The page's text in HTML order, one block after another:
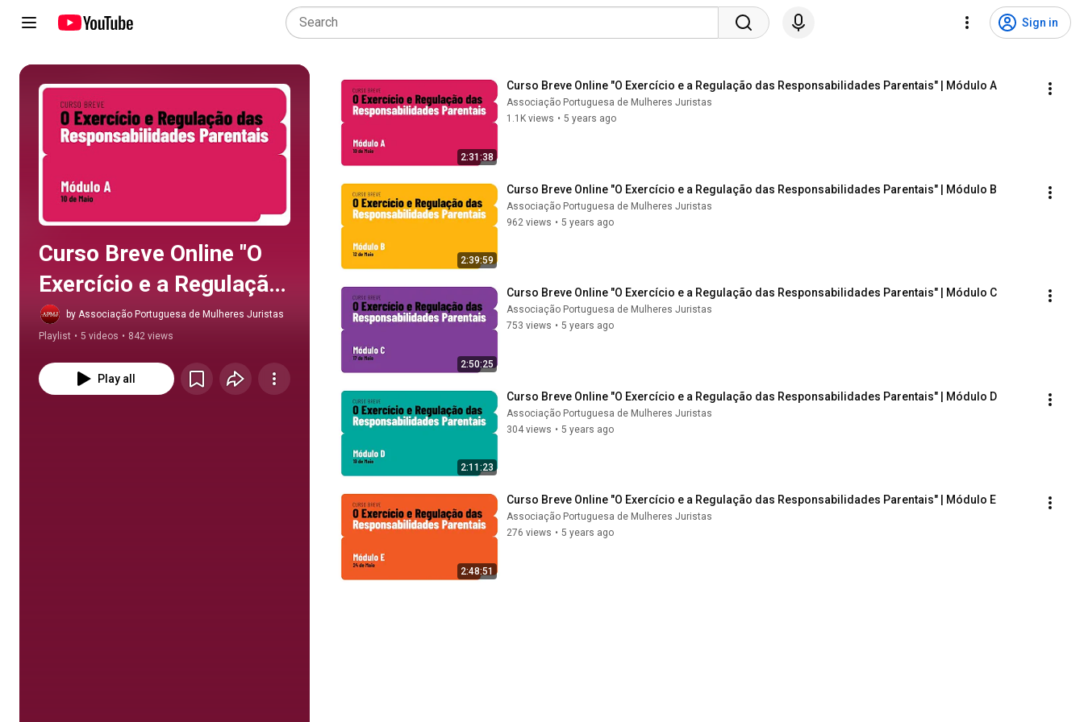
Sign in
Curso Breve Online "O
Exercício e a Regulação
das Responsabilidades
Parentais"
by Associação Portuguesa de Mulheres Juristas
Playlist • 5 videos • 842 views
Play all
2:31:38
Curso Breve Online "O Exercício e a Regulação das Responsabilidades Parentais" | Módulo A
Associação Portuguesa de Mulheres Juristas
1.1K views • 5 years ago
2:39:59
Curso Breve Online "O Exercício e a Regulação das Responsabilidades Parentais" | Módulo B
Associação Portuguesa de Mulheres Juristas
962 views • 5 years ago
2:50:25
Curso Breve Online "O Exercício e a Regulação das Responsabilidades Parentais" | Módulo C
Associação Portuguesa de Mulheres Juristas
753 views • 5 years ago
2:11:23
Curso Breve Online "O Exercício e a Regulação das Responsabilidades Parentais" | Módulo D
Associação Portuguesa de Mulheres Juristas
304 views • 5 years ago
2:48:51
Curso Breve Online "O Exercício e a Regulação das Responsabilidades Parentais" | Módulo E
Associação Portuguesa de Mulheres Juristas
276 views • 5 years ago